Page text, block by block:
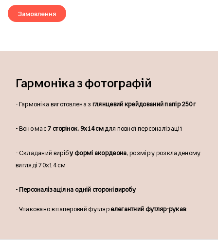
Подарункові пакети
вже з7,83 злотих
Гармоніка з фотографій
- Гармоніка виготовлена з глянцевий крейдований папір 250 г
- Воно має7 сторінок, 9x14 смдля повної персоналізації
вигляді 70x14 см